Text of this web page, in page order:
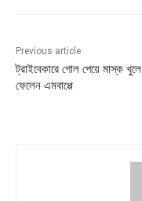
Previous article
ট্রাইবেকারে গোল পেয়ে মাস্ক খুলে
ফেলেন এমবাপ্পে